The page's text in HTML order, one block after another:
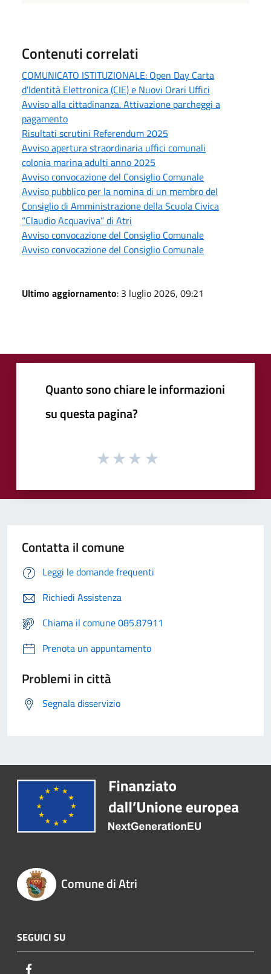
Contenuti correlati
COMUNICATO ISTITUZIONALE: Open Day Carta
d’Identità Elettronica (CIE) e Nuovi Orari Uffici
Avviso alla cittadinanza. Attivazione parcheggi a
pagamento
Risultati scrutini Referendum 2025
Avviso apertura straordinaria uffici comunali
colonia marina adulti anno 2025
Avviso convocazione del Consiglio Comunale
Avviso pubblico per la nomina di un membro del
Consiglio di Amministrazione della Scuola Civica
“Claudio Acquaviva” di Atri
Avviso convocazione del Consiglio Comunale
Avviso convocazione del Consiglio Comunale
Ultimo aggiornamento: 3 luglio 2026, 09:21
Quanto sono chiare le informazioni
su questa pagina?
Contatta il comune
Leggi le domande frequenti
Richiedi Assistenza
Chiama il comune 085.87911
Prenota un appuntamento
Problemi in città
Segnala disservizio
Comune di Atri
SEGUICI SU